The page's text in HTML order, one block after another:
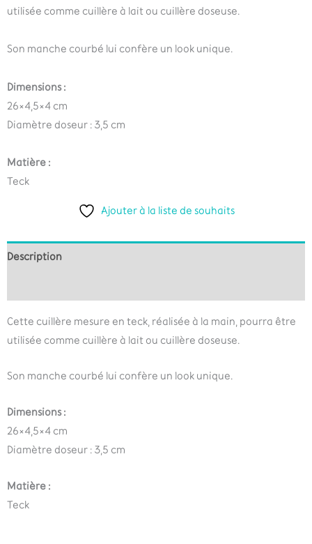
utilisée comme cuillère à lait ou cuillère doseuse.
Son manche courbé lui confère un look unique.
Dimensions :
26×4,5×4 cm
Diamètre doseur : 3,5 cm
Matière :
Teck
Ajouter à la liste de souhaits
Description
Cette cuillère mesure en teck, réalisée à la main, pourra être
utilisée comme cuillère à lait ou cuillère doseuse.
Son manche courbé lui confère un look unique.
Dimensions :
26×4,5×4 cm
Diamètre doseur : 3,5 cm
Matière :
Teck